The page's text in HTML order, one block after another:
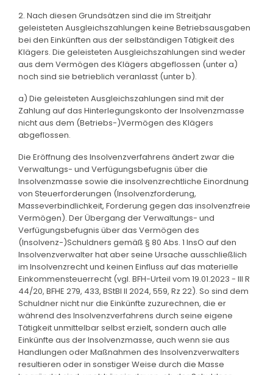
2. Nach diesen Grundsätzen sind die im Streitjahr
geleisteten Ausgleichszahlungen keine Betriebsausgaben
bei den Einkünften aus der selbständigen Tätigkeit des
Klägers. Die geleisteten Ausgleichszahlungen sind weder
aus dem Vermögen des Klägers abgeflossen (unter a)
noch sind sie betrieblich veranlasst (unter b).
a) Die geleisteten Ausgleichszahlungen sind mit der
Zahlung auf das Hinterlegungskonto der Insolvenzmasse
nicht aus dem (Betriebs-)Vermögen des Klägers
abgeflossen.
Die Eröffnung des Insolvenzverfahrens ändert zwar die
Verwaltungs- und Verfügungsbefugnis über die
Insolvenzmasse sowie die insolvenzrechtliche Einordnung
von Steuerforderungen (Insolvenzforderung,
Masseverbindlichkeit, Forderung gegen das insolvenzfreie
Vermögen). Der Übergang der Verwaltungs- und
Verfügungsbefugnis über das Vermögen des
(Insolvenz-)Schuldners gemäß § 80 Abs. 1 InsO auf den
Insolvenzverwalter hat aber seine Ursache ausschließlich
im Insolvenzrecht und keinen Einfluss auf das materielle
Einkommensteuerrecht (vgl. BFH-Urteil vom 19.01.2023 - III R
44/20, BFHE 279, 433, BStBl II 2024, 559, Rz 22). So sind dem
Schuldner nicht nur die Einkünfte zuzurechnen, die er
während des Insolvenzverfahrens durch seine eigene
Tätigkeit unmittelbar selbst erzielt, sondern auch alle
Einkünfte aus der Insolvenzmasse, auch wenn sie aus
Handlungen oder Maßnahmen des Insolvenzverwalters
resultieren oder in sonstiger Weise durch die Masse